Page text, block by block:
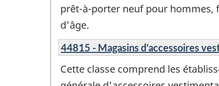
prêt-à-porter neuf pour hommes,
d'âge.
44815 - Magasins d'accessoires
Cette classe comprend les